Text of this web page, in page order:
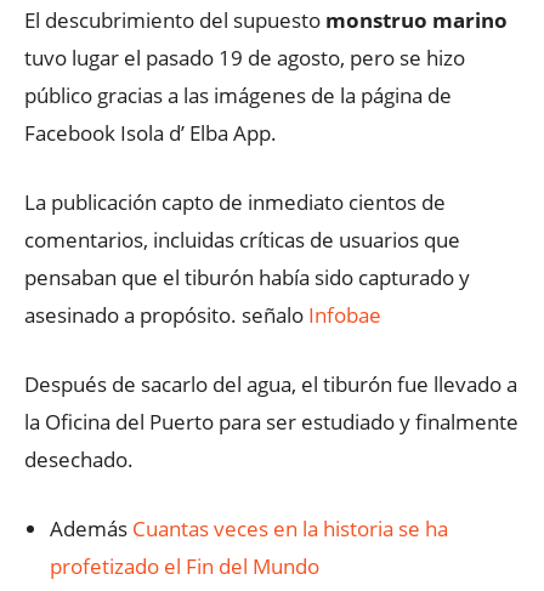
El descubrimiento del supuesto monstruo marino
tuvo lugar el pasado 19 de agosto, pero se hizo
público gracias a las imágenes de la página de
Facebook Isola d’ Elba App.
La publicación capto de inmediato cientos de
comentarios, incluidas críticas de usuarios que
pensaban que el tiburón había sido capturado y
asesinado a propósito. señalo Infobae
Después de sacarlo del agua, el tiburón fue llevado a
la Oficina del Puerto para ser estudiado y finalmente
desechado.
Además Cuantas veces en la historia se ha
profetizado el Fin del Mundo